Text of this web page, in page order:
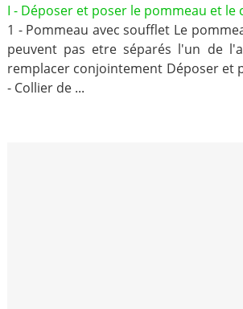
I - Déposer et poser le pommeau et le
1 - Pommeau avec soufflet Le
peuvent pas etre séparés l'un de
remplacer conjointement Déposer et
- Collier de ...